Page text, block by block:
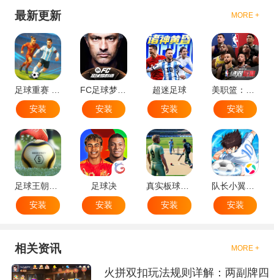
最新更新 MORE +
安装
安装
超迷足球
安装
安装
安装
足球决
安装
真实板球：棒球游戏
安装
安装
相关资讯 MORE +
火拼双扣玩法规则详解：两副牌四